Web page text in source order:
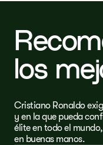
los
Cristiano Ronaldo
y en la que pueda
élite en todo el
en buenas manos.